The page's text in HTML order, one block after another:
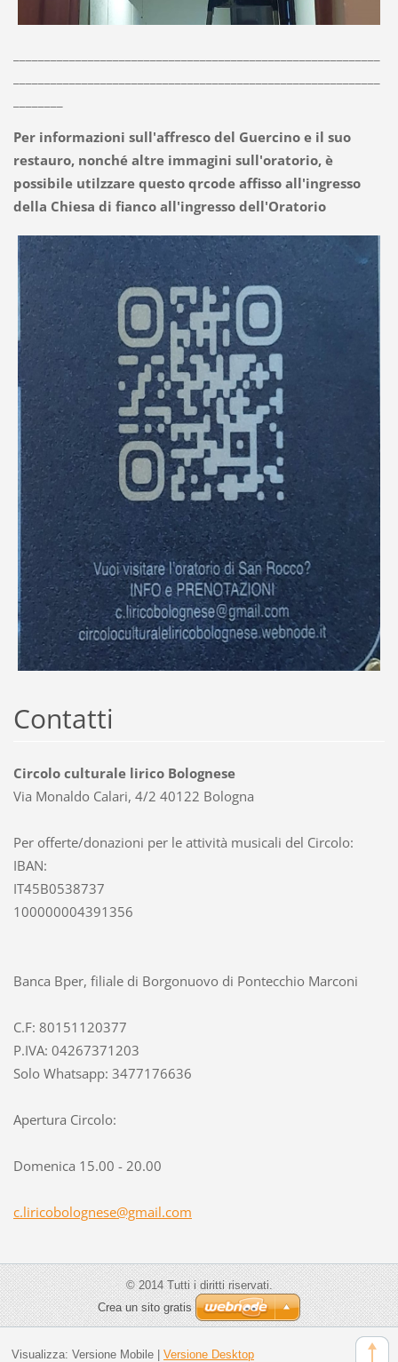
Per informazioni sull'affresco del Guercino e il suo
restauro, nonché altre immagini sull'oratorio, è
possibile utilzzare questo qrcode affisso all'ingresso
della Chiesa di fianco all'ingresso dell'Oratorio
Contatti
Circolo culturale lirico Bolognese
Via Monaldo Calari, 4/2 40122 Bologna
Per offerte/donazioni per le attività musicali del Circolo:
IBAN:
IT45B0538737
100000004391356
Banca Bper, filiale di Borgonuovo di Pontecchio Marconi
C.F: 80151120377
P.IVA: 04267371203
Solo Whatsapp: 3477176636
Apertura Circolo:
Domenica 15.00 - 20.00
c.liricobolognese@gmail.com
© 2014 Tutti i diritti riservati.
Crea un sito gratis
Visualizza: Versione Mobile| Versione Desktop